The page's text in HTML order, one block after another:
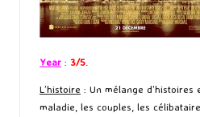
Year : 3/5.
L’histoire : Un mélange d’histoires
maladie, les couples, les